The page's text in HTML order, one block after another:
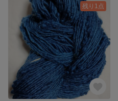
残り1点